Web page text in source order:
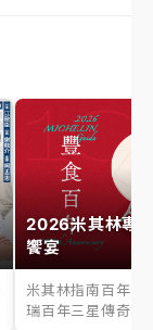
2026米其林專
饗宴
米其林指南百年之
瑞百年三星傳奇、